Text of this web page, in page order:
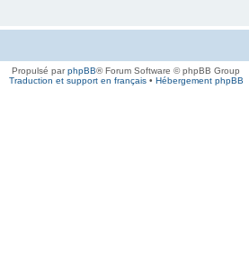
Propulsé parphpBB® Forum Software © phpBB Group
Traduction et support en français• Hébergement phpBB